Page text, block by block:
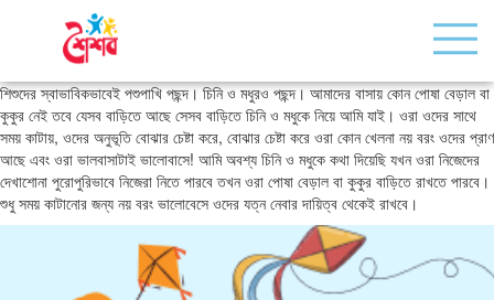
শিশুদের স্বাভাবিকভাবেই পশুপাখি পছন্দ। চিনি ও মধুরও পছন্দ। আমাদের বাসায় কোন পোষা বেড়াল বা
কুকুর নেই তবে যেসব বাড়িতে আছে সেসব বাড়িতে চিনি ও মধুকে নিয়ে আমি যাই। ওরা ওদের সাথে
সময় কাটায়, ওদের অনুভূতি বোঝার চেষ্টা করে, বোঝার চেষ্টা করে ওরা কোন খেলনা নয় বরং ওদের প্রাণ
আছে এবং ওরা ভালবাসাটাই ভালোবাসে! আমি অবশ্য চিনি ও মধুকে কথা দিয়েছি যখন ওরা নিজেদের
দেখাশোনা পুরোপুরিভাবে নিজেরা নিতে পারবে তখন ওরা পোষা বেড়াল বা কুকুর বাড়িতে রাখতে পারবে।
শুধু সময় কাটানোর জন্য নয় বরং ভালোবেসে ওদের যত্ন নেবার দায়িত্ব থেকেই রাখবে।